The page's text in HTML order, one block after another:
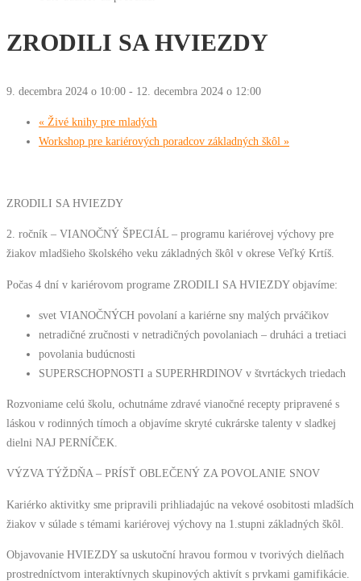
ZRODILI SA HVIEZDY
9. decembra 2024 o 10:00 - 12. decembra 2024 o 12:00
« Živé knihy pre mladých
Workshop pre kariérových poradcov základných škôl »
ZRODILI SA HVIEZDY
2. ročník – VIANOČNÝ ŠPECIÁL – programu kariérovej výchovy pre
žiakov mladšieho školského veku základných škôl v okrese Veľký Krtíš.
Počas 4 dní v kariérovom programe ZRODILI SA HVIEZDY objavíme:
svet VIANOČNÝCH povolaní a kariérne sny malých prváčikov
netradičné zručnosti v netradičných povolaniach – druháci a tretiaci
povolania budúcnosti
SUPERSCHOPNOSTI a SUPERHRDINOV v štvrtáckych triedach
Rozvoniame celú školu, ochutnáme zdravé vianočné recepty pripravené s
láskou v rodinných tímoch a objavíme skryté cukrárske talenty v sladkej
dielni NAJ PERNÍČEK.
VÝZVA TÝŽDŇA – PRÍSŤ OBLEČENÝ ZA POVOLANIE SNOV
Kariérko aktivitky sme pripravili prihliadajúc na vekové osobitosti mladších
žiakov v súlade s témami kariérovej výchovy na 1.stupni základných škôl.
Objavovanie HVIEZDY sa uskutoční hravou formou v tvorivých dielňach
prostredníctvom interaktívnych skupinových aktivít s prvkami gamifikácie.